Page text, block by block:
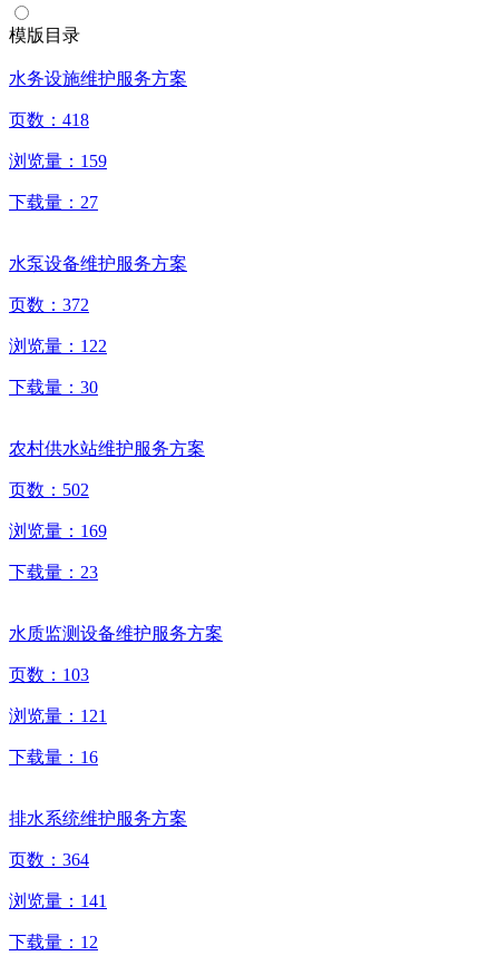
模版目录
水务设施维护服务方案
页数： 418
浏览量： 159
下载量： 27
水泵设备维护服务方案
页数： 372
浏览量： 122
下载量： 30
农村供水站维护服务方案
页数： 502
浏览量： 169
下载量： 23
水质监测设备维护服务方案
页数： 103
浏览量： 121
下载量： 16
排水系统维护服务方案
页数： 364
浏览量： 141
下载量： 12